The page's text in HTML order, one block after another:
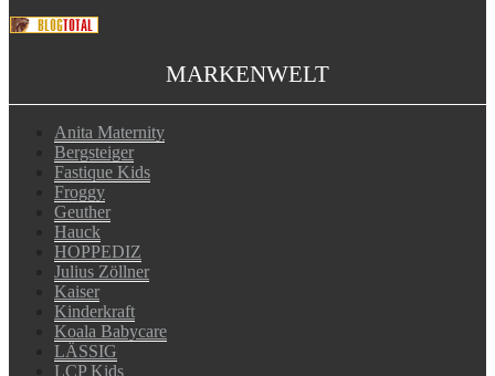
MARKENWELT
Anita Maternity
Bergsteiger
Fastique Kids
Froggy
Geuther
Hauck
HOPPEDIZ
Julius Zöllner
Kaiser
Kinderkraft
Koala Babycare
LÄSSIG
LCP Kids